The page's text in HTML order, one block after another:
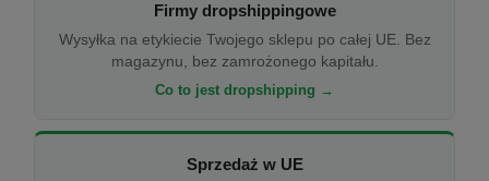
Firmy dropshippingowe
Wysyłka na etykiecie Twojego sklepu po całej UE. Bez
magazynu, bez zamrożonego kapitału.
Co to jest dropshipping →
Sprzedaż w UE